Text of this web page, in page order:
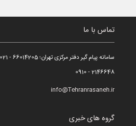
تماس با ما
2146648 - 0910
info@Tehranrasaneh.ir
گروه های خبری